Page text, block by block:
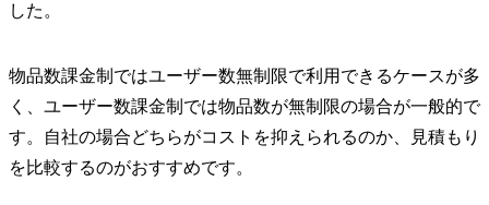
した。
物品数課金制ではユーザー数無制限で利用できるケースが多
く、ユーザー数課金制では物品数が無制限の場合が一般的で
す。自社の場合どちらがコストを抑えられるのか、見積もり
を比較するのがおすすめです。